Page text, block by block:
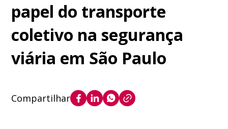
papel do transporte
coletivo na segurança
viária em São Paulo
Compartilhar